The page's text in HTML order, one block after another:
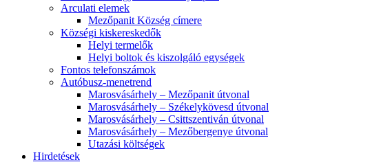
Arculati elemek
Mezőpanit Község címere
Községi kiskereskedők
Helyi termelők
Helyi boltok és kiszolgáló egységek
Fontos telefonszámok
Autóbusz-menetrend
Marosvásárhely – Mezőpanit útvonal
Marosvásárhely – Székelykövesd útvonal
Marosvásárhely – Csittszentiván útvonal
Marosvásárhely – Mezőbergenye útvonal
Utazási költségek
Hirdetések